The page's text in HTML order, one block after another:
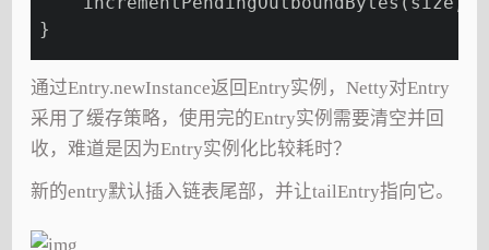
}
通过Entry.newInstance返回Entry实例，Netty对Entry
采用了缓存策略，使用完的Entry实例需要清空并回
收，难道是因为Entry实例化比较耗时？
新的entry默认插入链表尾部，并让tailEntry指向它。